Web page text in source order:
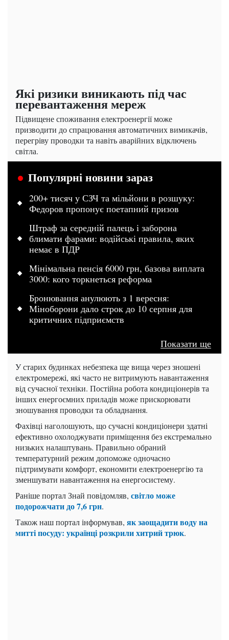
Які ризики виникають під час
перевантаження мереж
Підвищене споживання електроенергії може
призводити до спрацювання автоматичних вимикачів,
перегріву проводки та навіть аварійних відключень
світла.
Популярні новини зараз
200+ тисяч у СЗЧ та мільйони в розшуку:
Федоров пропонує поетапний призов
Штраф за середній палець і заборона
блимати фарами: водійські правила, яких
немає в ПДР
Мінімальна пенсія 6000 грн, базова виплата
3000: кого торкнеться реформа
Бронювання анулюють з 1 вересня:
Міноборони дало строк до 10 серпня для
критичних підприємств
Показати ще
У старих будинках небезпека ще вища через зношені
електромережі, які часто не витримують навантаження
від сучасної техніки. Постійна робота кондиціонерів та
інших енергоємних приладів може прискорювати
зношування проводки та обладнання.
Фахівці наголошують, що сучасні кондиціонери здатні
ефективно охолоджувати приміщення без екстремально
низьких налаштувань. Правильно обраний
температурний режим допоможе одночасно
підтримувати комфорт, економити електроенергію та
зменшувати навантаження на енергосистему.
Раніше портал Знай повідомляв, світло може
подорожчати до 7,6 грн.
Також наш портал інформував, як заощадити воду на
митті посуду: українці розкрили хитрий трюк.